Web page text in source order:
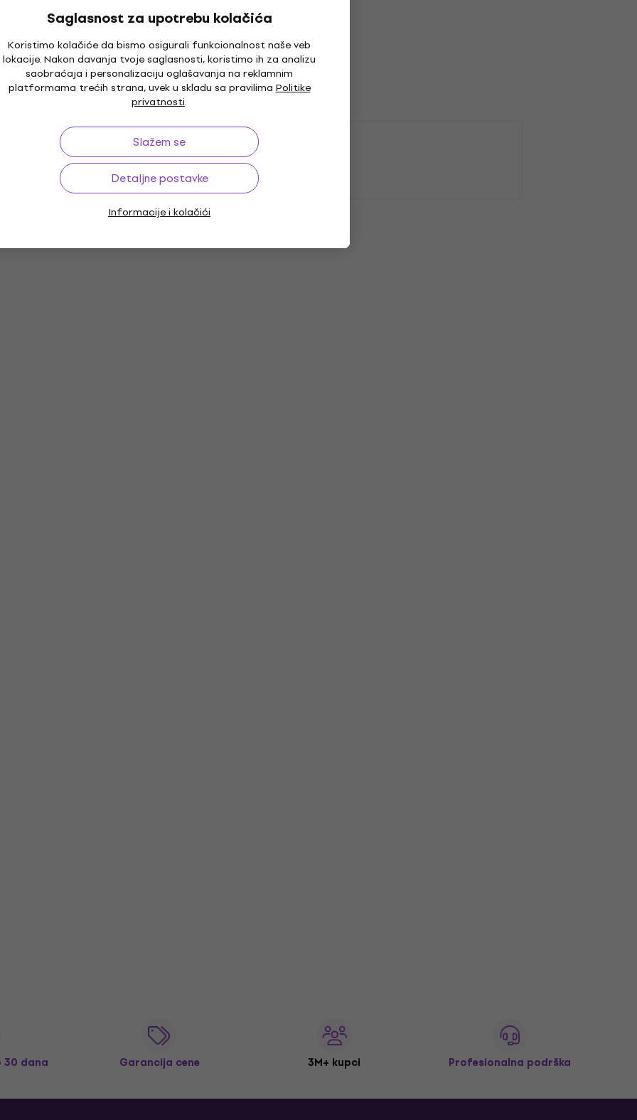
Saglasnost za upotrebu kolačića
Koristimo kolačiće da bismo osigurali funkcionalnost naše veb
lokacije. Nakon davanja tvoje saglasnosti, koristimo ih za analizu
saobraćaja i personalizaciju oglašavanja na reklamnim
platformama trećih strana, uvek u skladu sa pravilima Politike
privatnosti.
Slažem se
Detaljne postavke
Informacije i kolačići
30 dana Garancija cene 3M+ kupci Profesionalna podrška